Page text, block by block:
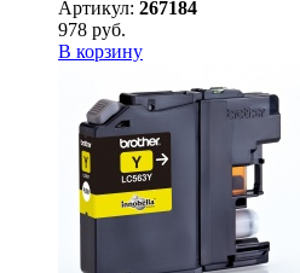
Артикул: 267184
978 руб.
В корзину